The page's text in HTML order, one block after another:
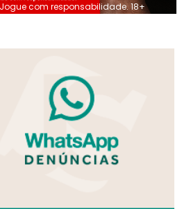
Jogue com responsabilidade. 18+